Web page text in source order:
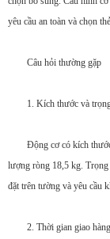
yêu cầu an toàn và chọn
Câu hỏi thường gặp
1. Kích thước và
Động cơ có kích
lượng ròng 18,5 kg.
đặt trên tường và yêu cầu
2. Thời gian giao